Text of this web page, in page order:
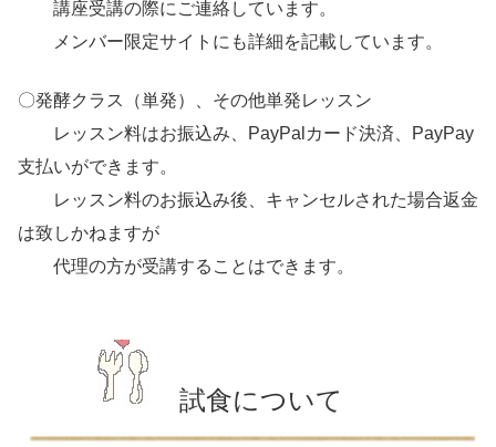
講座受講の際にご連絡しています。
メンバー限定サイトにも詳細を記載しています。
〇発酵クラス（単発）、その他単発レッスン
レッスン料はお振込み、PayPalカード決済、PayPay
支払いができます。
レッスン料のお振込み後、キャンセルされた場合返金
は致しかねますが
代理の方が受講することはできます。
試食について